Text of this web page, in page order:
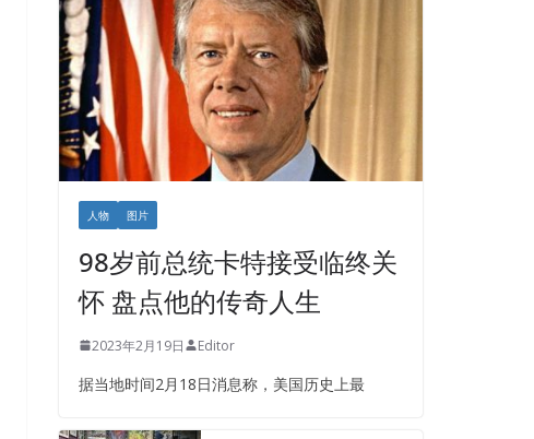
人物 图片
98岁前总统卡特接受临终关
怀 盘点他的传奇人生
2023年2月19日 Editor
据当地时间2月18日消息称，美国历史上最